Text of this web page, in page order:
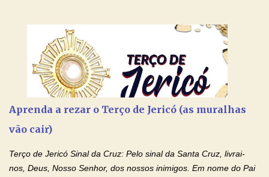
Aprenda a rezar o Terço de Jericó (as muralhas
vão cair)
Terço de Jericó Sinal da Cruz: Pelo sinal da Santa Cruz, livrai-
nos, Deus, Nosso Senhor, dos nossos inimigos. Em nome do Pai